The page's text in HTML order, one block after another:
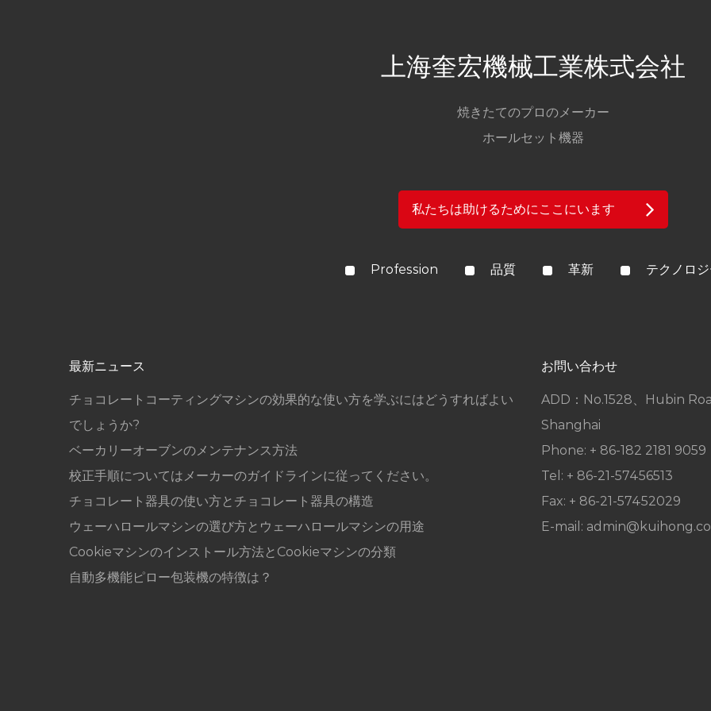
上海奎宏機械工業株式会社
焼きたてのプロのメーカー
ホールセット機器
私たちは助けるためにここにいます
Profession 品質 革新 テクノロ
最新ニュース
チョコレートコーティングマシンの効果的な使い方を学ぶにはどうすればよい
でしょうか?
ベーカリーオーブンのメンテナンス方法
校正手順についてはメーカーのガイドラインに従ってください。
チョコレート器具の使い方とチョコレート器具の構造
ウェーハロールマシンの選び方とウェーハロールマシンの用途
Cookieマシンのインストール方法とCookieマシンの分類
自動多機能ピロー包装機の特徴は？
お問い合わせ
ADD：No.1528、Hubin
Shanghai
Phone: + 86-182 2181 9059
Tel: + 86-21-57456513
Fax: + 86-21-57452029
E-mail: